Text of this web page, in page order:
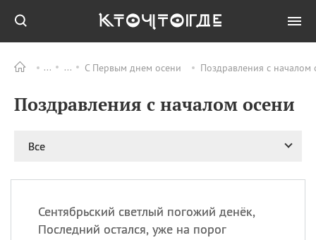
С Первым днем осени Поздравления с началом
Поздравления с началом осени
Все
Сентябрьский светлый погожий денёк,
Последний остался, уже на порог
ПРАЗДНИКИ Все
09.08 День памяти жертв
атомной
Национальный день
рисового пудинга